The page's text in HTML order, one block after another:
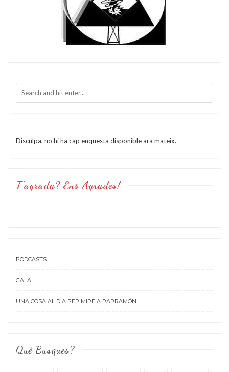
Disculpa, no hi ha cap enquesta disponible ara mateix.
T’agrada? Ens Agrades!
PODCASTS
GALA
UNA COSA AL DIA PER MIREIA PARRAMÓN
Què Busques?